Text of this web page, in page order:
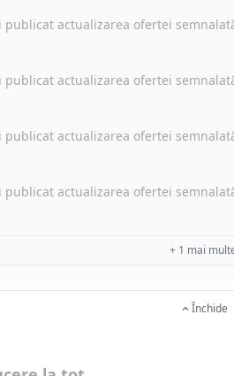
publicat actualizarea ofertei
publicat actualizarea ofertei
publicat actualizarea ofertei
publicat actualizarea ofertei
+ 1 mai
Închide